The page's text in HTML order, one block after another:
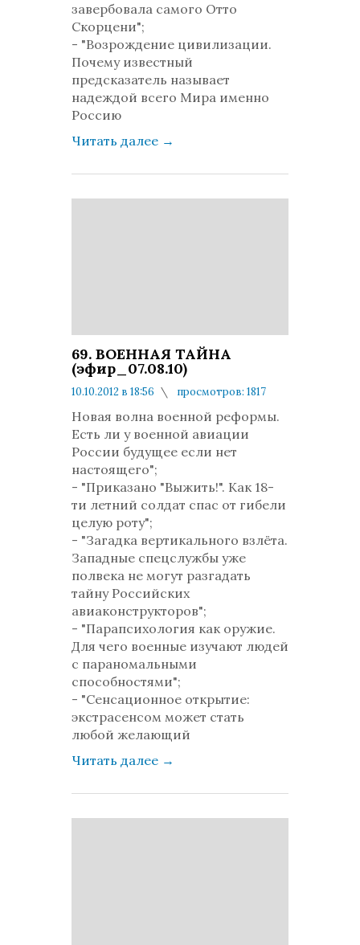
завербовала самого Отто
Скорцени";
- "Возрождение цивилизации.
Почему известный
предсказатель называет
надеждой всего Мира именно
Россию
Читать далее →
69. ВОЕННАЯ ТАЙНА
(эфир_07.08.10)
10.10.2012 в 18:56
просмотров: 1817
Новая волна военной реформы.
Есть ли у военной авиации
России будущее если нет
настоящего";
- "Приказано "Выжить!". Как 18-
ти летний солдат спас от гибели
целую роту";
- "Загадка вертикального взлёта.
Западные спецслужбы уже
полвека не могут разгадать
тайну Российских
авиаконструкторов";
- "Парапсихология как оружие.
Для чего военные изучают людей
с параномальными
способностями";
- "Сенсационное открытие:
экстрасенсом может стать
любой желающий
Читать далее →